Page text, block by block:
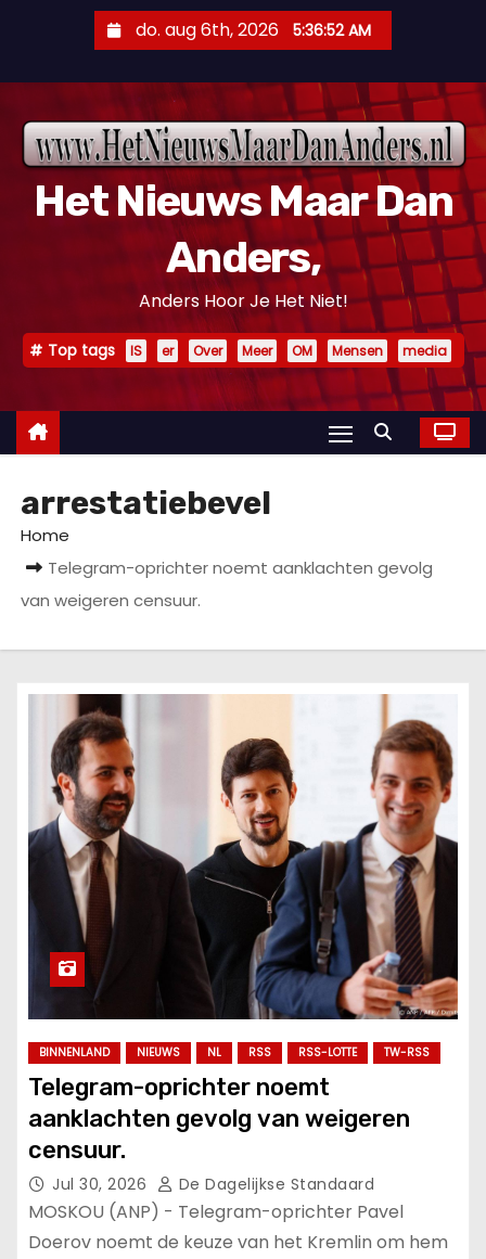
n
do. aug 6th, 2026 5:36:54 AM
Het Nieuws Maar Dan
Anders,
Anders Hoor Je Het Niet!
Top tags IS er Over Meer OM Mensen media
arrestatiebevel
Home
Telegram-oprichter noemt aanklachten gevolg
van weigeren censuur.
BINNENLAND NIEUWS NL RSS RSS-LOTTE TW-RSS
Telegram-oprichter noemt
aanklachten gevolg van weigeren
censuur.
Jul 30, 2026 De Dagelijkse Standaard
MOSKOU (ANP) - Telegram-oprichter Pavel
Doerov noemt de keuze van het Kremlin om hem